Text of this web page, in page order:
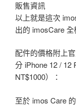
販售資訊
以上就是這次
出的 imosCare
配件的價格附上
分 iPhone 12 / 12
NT$1000）：
至於 imos Care